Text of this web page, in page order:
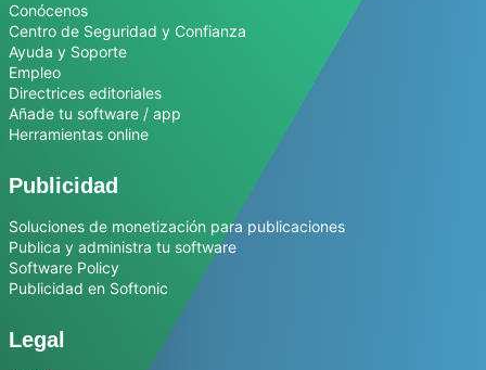
Conócenos
Centro de Seguridad y Confianza
Ayuda y Soporte
Empleo
Directrices editoriales
Añade tu software / app
Herramientas online
Publicidad
Soluciones de monetización para publicaciones
Publica y administra tu software
Software Policy
Publicidad en Softonic
Legal